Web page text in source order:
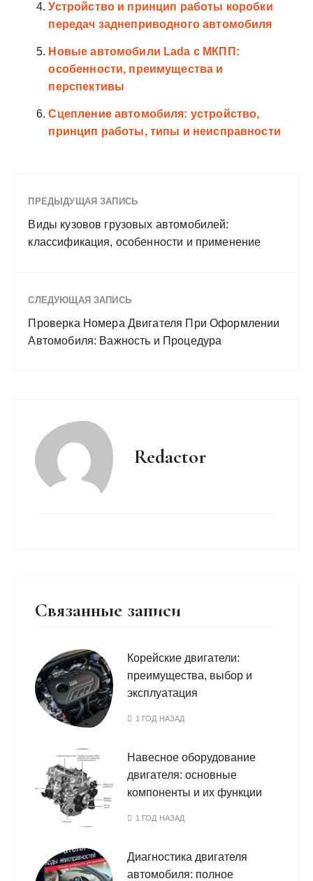
Устройство и принцип работы коробки
передач заднеприводного автомобиля
Новые автомобили Lada с МКПП:
особенности, преимущества и
перспективы
Сцепление автомобиля: устройство,
принцип работы, типы и неисправности
ПРЕДЫДУЩАЯ ЗАПИСЬ
Виды кузовов грузовых автомобилей:
классификация, особенности и применение
СЛЕДУЮЩАЯ ЗАПИСЬ
Проверка Номера Двигателя При Оформлении
Автомобиля: Важность и Процедура
Redactor
Связанные записи
Корейские двигатели:
преимущества, выбор и
эксплуатация
1 ГОД НАЗАД
Навесное оборудование
двигателя: основные
компоненты и их функции
1 ГОД НАЗАД
Диагностика двигателя
автомобиля: полное